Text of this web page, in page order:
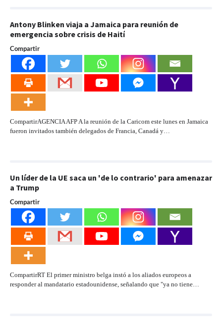
Antony Blinken viaja a Jamaica para reunión de
emergencia sobre crisis de Haití
Compartir
CompartirAGENCIA AFP A la reunión de la Caricom este lunes en Jamaica
fueron invitados también delegados de Francia, Canadá y…
Un líder de la UE saca un 'de lo contrario' para amenazar
a Trump
Compartir
CompartirRT El primer ministro belga instó a los aliados europeos a
responder al mandatario estadounidense, señalando que "ya no tiene…